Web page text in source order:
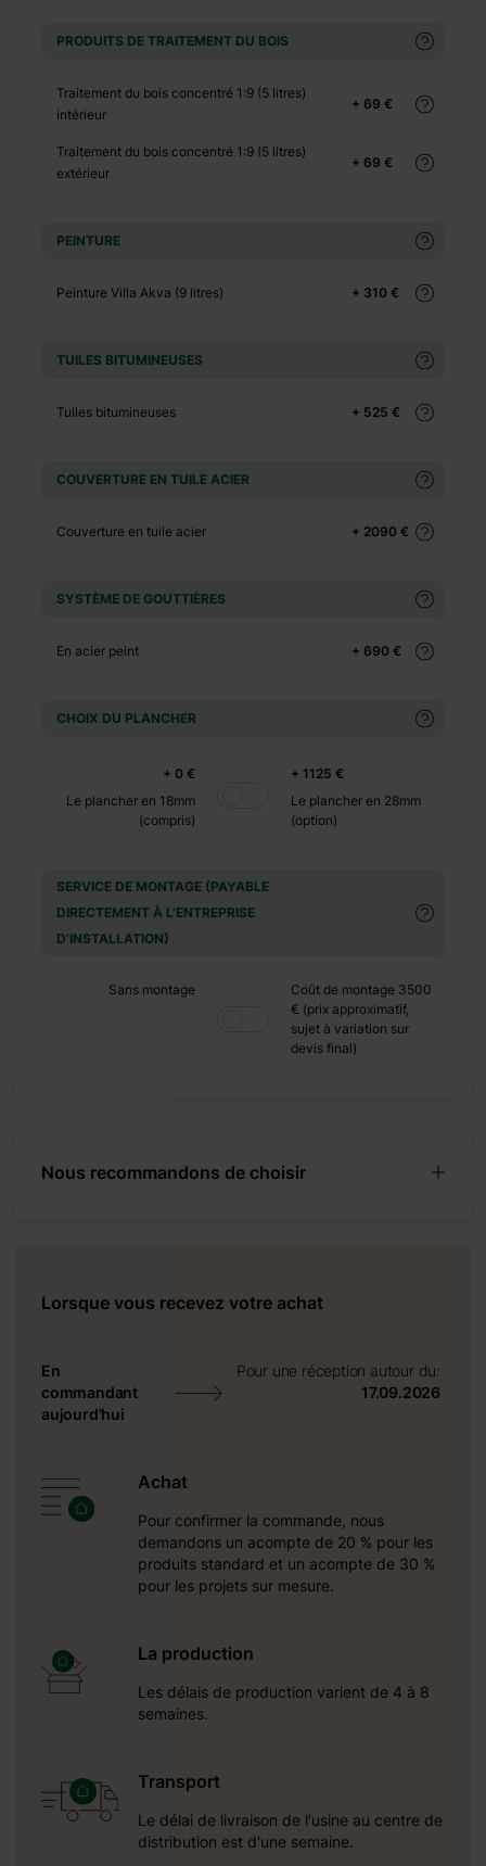
PRODUITS DE TRAITEMENT DU BOIS
+ 69 €
Traitement du bois concentré 1:9 (5 litres)
intérieur
+ 69 €
Traitement du bois concentré 1:9 (5 litres)
extérieur
PEINTURE
+ 310 €
Peinture Villa Akva (9 litres)
TUILES BITUMINEUSES
+ 525 €
Tuiles bitumineuses
COUVERTURE EN TUILE ACIER
+ 2090 €
Couverture en tuile acier
SYSTÈME DE GOUTTIÈRES
+ 690 €
En acier peint
CHOIX DU PLANCHER
+ 0 €
Le plancher en 18mm
(compris)
+ 1125 €
Le plancher en 28mm
(option)
SERVICE DE MONTAGE (PAYABLE
DIRECTEMENT À L'ENTREPRISE
D'INSTALLATION)
Sans montage
Coût de montage 3500
€ (prix approximatif,
sujet à variation sur
devis final)
Nous recommandons de choisir
Lorsque vous recevez votre achat
En
commandant
aujourd'hui
Pour une réception autour du:
17.09.2026
Achat
Pour confirmer la commande, nous
demandons un acompte de 20 % pour les
produits standard et un acompte de 30 %
pour les projets sur mesure.
La production
Les délais de production varient de 4 à 8
semaines.
Transport
Le délai de livraison de l'usine au centre de
distribution est d'une semaine.
+ 0 €
+ 0 €
+ 0 €
+ 0 €
+ 0 €
+ 0 €
+ 0 €
+ 0 €
+ 480 €
qui concerne la